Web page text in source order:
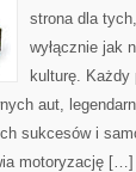
strona dla
wyłącznie jak
kulturę.
aut,
sukcesów i
motoryzację […]